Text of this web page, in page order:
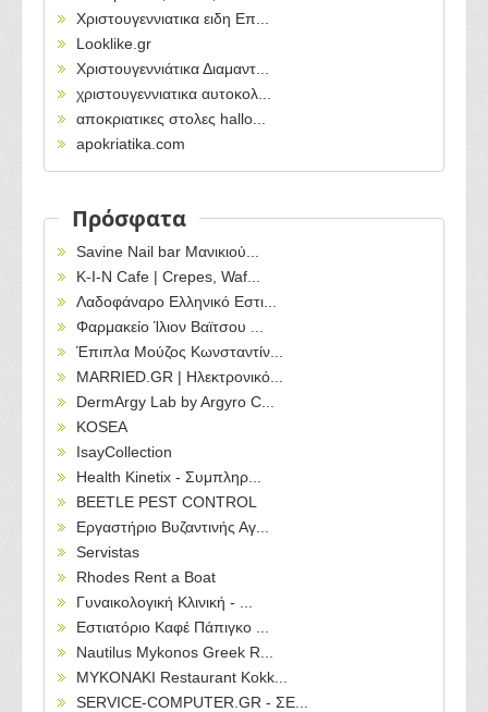
Χριστουγεννιατικα ειδη Επ...
Looklike.gr
Χριστουγεννιάτικα Διαμαντ...
χριστουγεννιατικα αυτοκολ...
αποκριατικες στολες hallo...
apokriatika.com
Πρόσφατα
Savine Nail bar Μανικιού...
Κ-Ι-Ν Cafe | Crepes, Waf...
Λαδοφάναρο Ελληνικό Εστι...
Φαρμακείο Ίλιον Βαϊτσου ...
Έπιπλα Μούζος Κωνσταντίν...
MARRIED.GR | Ηλεκτρονικό...
DermArgy Lab by Argyro C...
KOSEA
IsayCollection
Health Kinetix - Συμπληρ...
BEETLE PEST CONTROL
Εργαστήριο Βυζαντινής Αγ...
Servistas
Rhodes Rent a Boat
Γυναικολογική Κλινική - ...
Εστιατόριο Καφέ Πάπιγκο ...
Nautilus Mykonos Greek R...
MYKONAKI Restaurant Kokk...
SERVICE-COMPUTER.GR - ΣΕ...